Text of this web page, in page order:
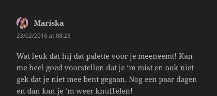
Mariska
23/02/2016 at 08:25
Wat leuk dat hij dat palette voor je meeneemt! Kan
me heel goed voorstellen dat je ‘m mist en ook niet
gek dat je niet mee bent gegaan. Nog een paar dagen
en dan kan je ‘m weer knuffelen!